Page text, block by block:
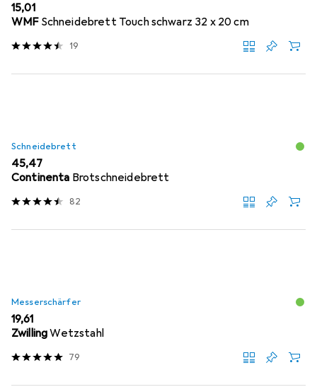
EUR
15,01
WMF Schneidebrett Touch schwarz 32 x 20 cm
19
Schneidebrett
EUR
45,47
Continenta Brotschneidebrett
82
Messerschärfer
EUR
19,61
ZwillingWetzstahl
79